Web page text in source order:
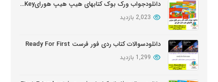
دانلود دوره آموزشی Wider World ویرایش دوم
دانلود سوالات کتابهای Oxford Discover
دانلودجواب ورک بوک کتابهای هیپ هیپ هورایHip Hip Hooray Workbook Key
2,023 بازدید
دانلودسوالات کتاب ردی فور فرست Ready For First
1,299 بازدید